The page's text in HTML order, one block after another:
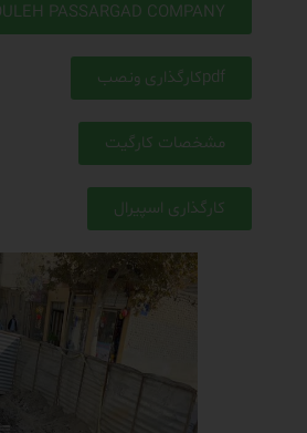
PASSARGAD COMPANY
pdfکارگذاری ونصب
مشخصات کارگیت
کارگذاری اسپیرال